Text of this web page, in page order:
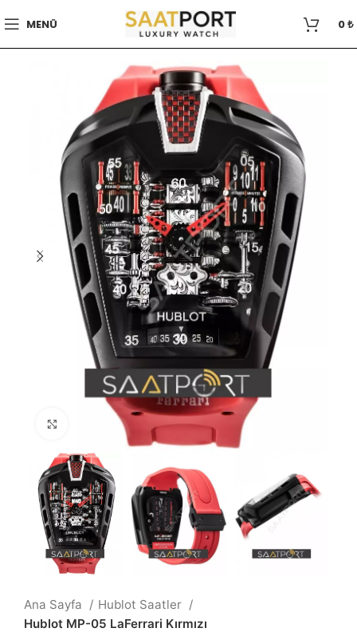
MENÜ 0₺
Büyütmek için tıklayın
Ana Sayfa
Hublot Saatler
Hublot MP-05 LaFerrari Kırmızı